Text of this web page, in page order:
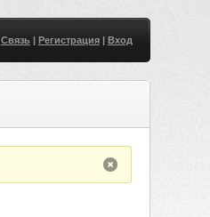
Связь| Регистрация| Вход